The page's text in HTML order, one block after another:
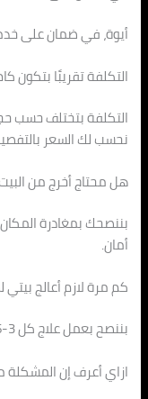
أيوة، في ضمان على
التكلفة تقريبًا بتكون
التكلفة بتختلف حسب
نحسب لك السعر
هل محتاج أخرج من
بننصحك بمغادرة
أمان.
كم مرة لازم أعالج
بننصح بعمل علاج كل 3-6 شهور للحفاظ على سلامة البيت.
ازاي أعرف إن المشكلة